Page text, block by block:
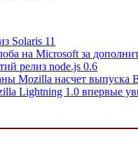
Solaris 11
на Microsoft за
релиз node.js 0.6
Mozilla насчет выпуска
Lightning 1.0 впервые